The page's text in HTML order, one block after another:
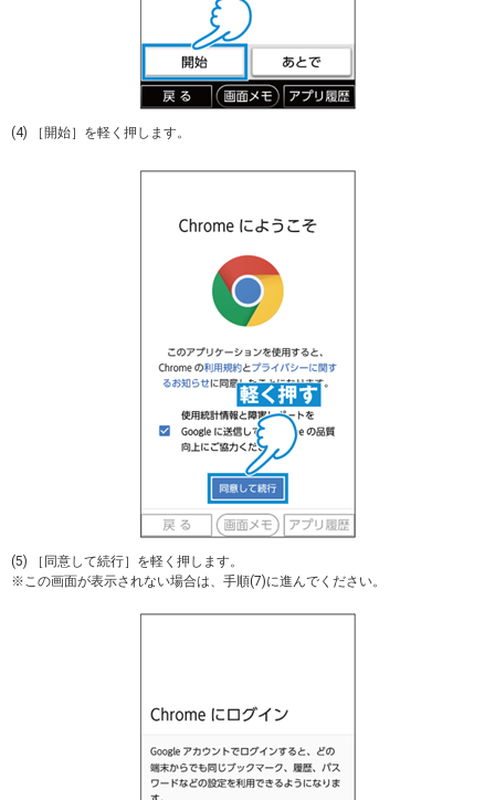
(4) ［開始］を軽く押します。
(5) ［同意して続行］を軽く押します。
※この画面が表示されない場合は、手順(7)に進んでください。